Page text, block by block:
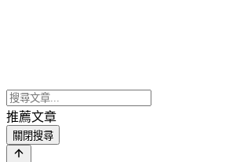
推薦文章
關閉搜尋